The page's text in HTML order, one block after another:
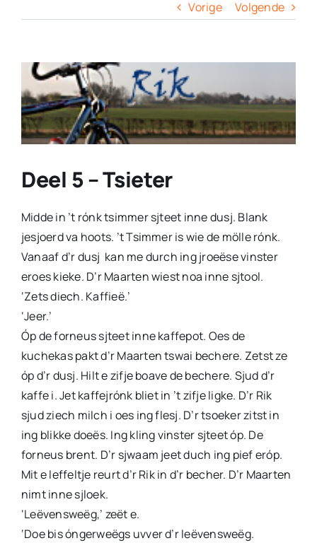
Contact
Vorige Volgende
View
Larger
Image
Deel 5 – Tsieter
Midde in ’t rónk tsimmer sjteet inne dusj. Blank
jesjoerd va hoots. ’t Tsimmer is wie de mölle rónk.
Vanaaf d’r dusj kan me durch ing jroeëse vinster
eroes kieke. D’r Maarten wiest noa inne sjtool.
‘Zets diech. Kaffieë.’
‘Jeer.’
Óp de forneus sjteet inne kaffepot. Oes de
kuchekas pakt d’r Maarten tswai bechere. Zetst ze
óp d’r dusj. Hilt e zifje boave de bechere. Sjud d’r
kaffe i. Jet kaffejrónk bliet in ’t zifje ligke. D’r Rik
sjud ziech milch i oes ing flesj. D’r tsoeker zitst in
ing blikke doeës. Ing kling vinster sjteet óp. De
forneus brent. D’r sjwaam jeet duch ing pief eróp.
Mit e leffeltje reurt d’r Rik in d’r becher. D’r Maarten
nimt inne sjloek.
‘Leëvensweëg,’ zeët e.
‘Doe bis óngerweëgs uvver d’r leëvensweëg.